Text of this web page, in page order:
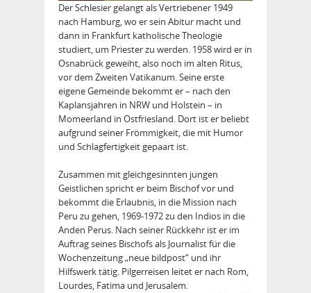
Der Schlesier gelangt als Vertriebener 1949
nach Hamburg, wo er sein Abitur macht und
dann in Frankfurt katholische Theologie
studiert, um Priester zu werden. 1958 wird er in
Osnabrück geweiht, also noch im alten Ritus,
vor dem Zweiten Vatikanum. Seine erste
eigene Gemeinde bekommt er – nach den
Kaplansjahren in NRW und Holstein – in
Momeerland in Ostfriesland. Dort ist er beliebt
aufgrund seiner Frömmigkeit, die mit Humor
und Schlagfertigkeit gepaart ist.
Zusammen mit gleichgesinnten jungen
Geistlichen spricht er beim Bischof vor und
bekommt die Erlaubnis, in die Mission nach
Peru zu gehen, 1969-1972 zu den Indios in die
Anden Perus. Nach seiner Rückkehr ist er im
Auftrag seines Bischofs als Journalist für die
Wochenzeitung „neue bildpost“ und ihr
Hilfswerk tätig. Pilgerreisen leitet er nach Rom,
Lourdes, Fatima und Jerusalem.